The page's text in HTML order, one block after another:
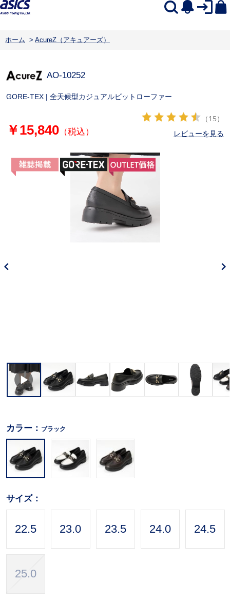
ホーム > AcureZ（アキュアーズ）
AO-10252
GORE-TEX | 全天候型カジュアルビットローファー
￥15,840（税込）
（15）
レビューを見る
カラー： ブラック
サイズ：
22.5 23.0 23.5 24.0 24.5
25.0